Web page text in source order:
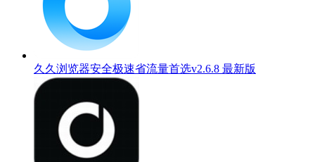
久久浏览器安全极速省流量首选v2.6.8 最新版